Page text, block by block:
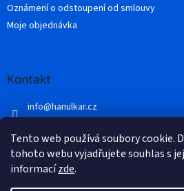
Tento web používá soubory cookie.
tohoto webu vyjadřujete souhlas s
informacízde.
Oznámení o odstoupení od smlouvy
Moje objednávka
Kontakt
info@hanulkar.cz
Přidejte se k nám...